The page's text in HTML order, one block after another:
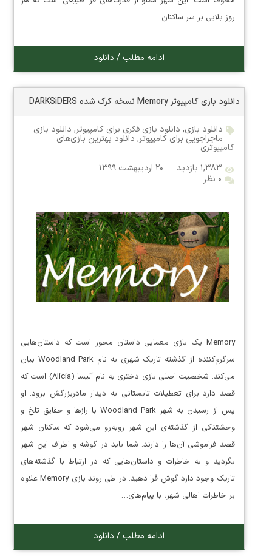
روز بلایی بر سر ساکنان…
ادامه مطلب / دانلود
دانلود بازی کامپیوتر Memory نسخه کرک شده DARKSiDERS
دانلود بازی, دانلود بازی فکری برای کامپیوتر, دانلود بازی
ماجراجویی برای کامپیوتر, دانلود بهترین بازی‌های
کامپیوتری
۱,۳۸۳ بازدید
۲۰ اردیبهشت ۱۳۹۹
۰ نظر
Memory یک بازی معمایی داستان محور است که داستان‌هایی
سرگرم‌کننده از گذشته تاریک شهری به نام Woodland Park بیان
می‌کند. شخصیت اصلی بازی دختری به نام آلیسا (Alicia) است که
قصد دارد برای تعطیلات تابستانی به دیدار مادربزرگش برود. او
پس از رسیدن به شهر Woodland Park با رازها و حقایق تلخ و
وحشتناکی از گذشته‌ی این شهر روبه‌رو می‌شود که ساکنان شهر
قصد فراموشی آن‌ها را دارند. شما باید در گوشه و اطراف این شهر
بگردید و به خاطرات و داستان‌هایی که در ارتباط با گذشته‌های
تاریک وجود دارد گوش فرا دهید. در طی روند بازی Memory علاوه
بر خاطرات اهالی شهر، با پیام‌های…
ادامه مطلب / دانلود